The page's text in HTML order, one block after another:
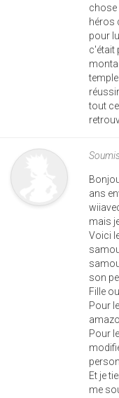
chose
héros
pour
c'était
tout
ans
mais
Voici
son
Fille
Pour
Pour
Et je
me